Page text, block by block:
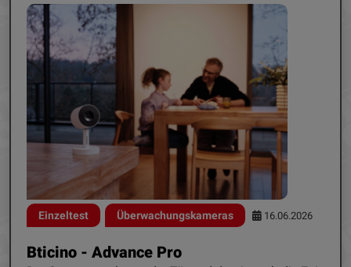
Einzeltest Überwachungskameras 16.06.2026
Bticino - Advance Pro